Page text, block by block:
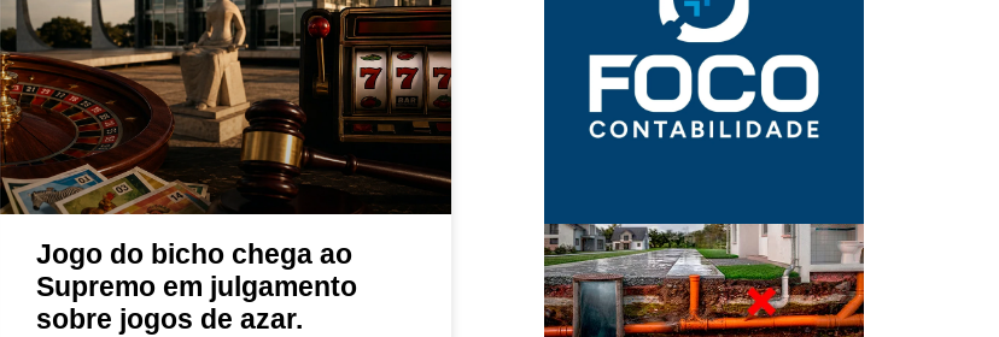
Jogo do bicho chega ao
Supremo em julgamento
sobre jogos de azar.